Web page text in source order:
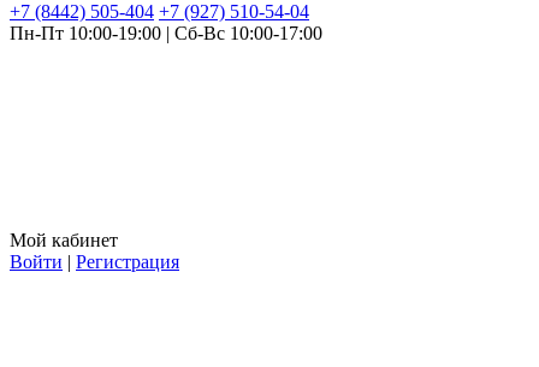
+7 (8442) 505-404 +7 (927) 510-54-04
Пн-Пт 10:00-19:00 | Сб-Вс 10:00-17:00
Мой кабинет
Войти | Регистрация